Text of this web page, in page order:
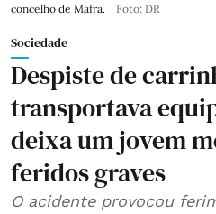
concelho de Mafra.
Foto: DR
Sociedade
Despiste de
transportava
deixa um jovem
feridos graves
O acidente provocou